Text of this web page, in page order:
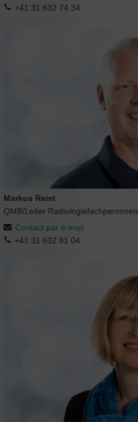
+41 31 632 74 34
Markus Reist
QMB/Leiter Radiologiefachpersonen
Contact par e-mail
+41 31 632 81 04